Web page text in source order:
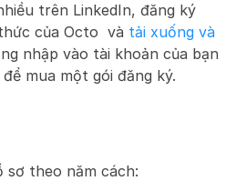
trên LinkedIn, đăng ký
của Octo  và tải xuống và
nhập vào tài khoản của bạn
để mua một gói đăng ký.
theo năm cách: